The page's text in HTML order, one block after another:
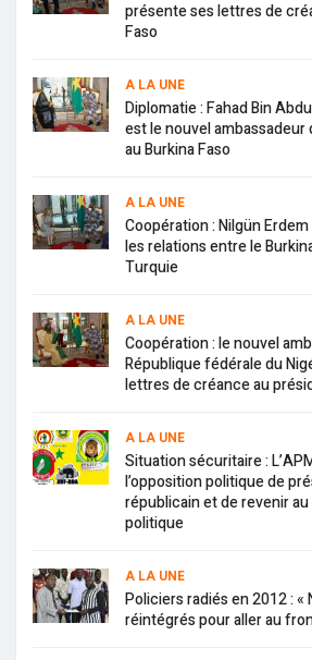
présente ses lettres de
Faso
A LA UNE
Diplomatie : Fahad Bin
est le nouvel ambassadeur
au Burkina Faso
A LA UNE
Coopération : Nilgün
les relations entre le
Turquie
A LA UNE
Coopération : le nouvel
République fédérale du
lettres de créance au
A LA UNE
Situation sécuritaire :
l’opposition politique de
républicain et de revenir
politique
A LA UNE
Policiers radiés en 2012 :
réintégrés pour aller au